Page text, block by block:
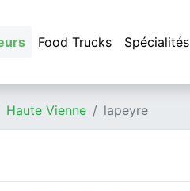
Food Trucks Spécialités
Haute Vienne lapeyre